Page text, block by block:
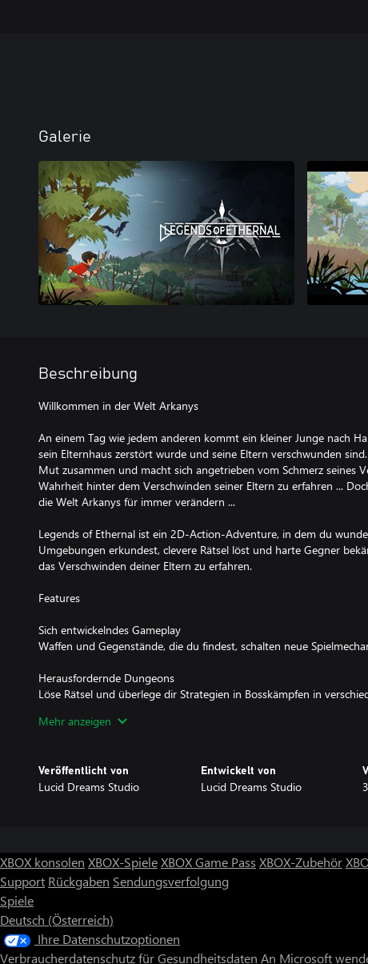
Galerie
Beschreibung
Willkommen in der Welt Arkanys
An einem Tag wie jedem anderen kommt ein kleiner Junge nach
sein Elternhaus zerstört wurde und seine Eltern verschwunden
Mut zusammen und macht sich angetrieben vom Schmerz seines
Wahrheit hinter dem Verschwinden seiner Eltern zu erfahren ...
die Welt Arkanys für immer verändern ...
Legends of Ethernal ist ein 2D-Action-Adventure, in dem du
Umgebungen erkundest, clevere Rätsel löst und harte Gegner
das Verschwinden deiner Eltern zu erfahren.
Features
Sich entwickelndes Gameplay
Waffen und Gegenstände, die du findest, schalten neue
Herausfordernde Dungeons
Löse Rätsel und überlege dir Strategien in Bosskämpfen in
Crafting-System
Einzigartige, wunderschöne Grafik
Genieße abwechslungsreiche Umgebungen in wunderschöner
Erlebe eine spannende lineare Geschichte mit großartigen
Zauberhafte Musik
Musiker William Gough produziert und aufgenommen wurde
Verschiedene Schwierigkeitsgrade
Mehr anzeigen
Veröffentlicht von
Lucid Dreams Studio
Entwickelt von
Lucid Dreams Studio
XBOX konsolen XBOX-SpieleXBOX Game Pass XBOX-Zubehör
Support Rückgaben Sendungsverfolgung
Spiele
Deutsch (Österreich)
Ihre Datenschutzoptionen
Verbraucherdatenschutz für Gesundheitsdaten An Microsoft